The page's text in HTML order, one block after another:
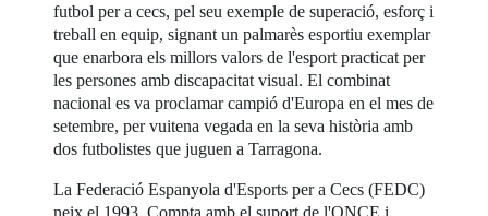
futbol per a cecs, pel seu exemple de superació, esforç i
treball en equip, signant un palmarès esportiu exemplar
que enarbora els millors valors de l'esport practicat per
les persones amb discapacitat visual. El combinat
nacional es va proclamar campió d'Europa en el mes de
setembre, per vuitena vegada en la seva història amb
dos futbolistes que juguen a Tarragona.
La Federació Espanyola d'Esports per a Cecs (FEDC)
neix el 1993. Compta amb el suport de l'ONCE i